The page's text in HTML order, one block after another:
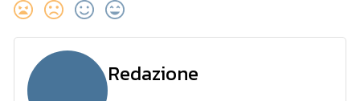
Redazione